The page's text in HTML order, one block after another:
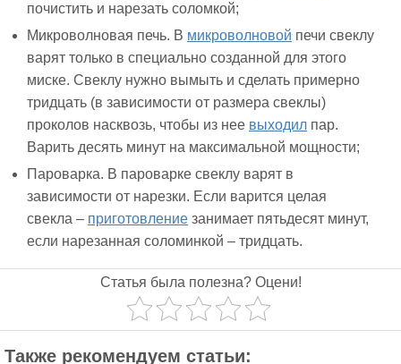
почистить и нарезать соломкой;
Микроволновая печь. В микроволновой печи свеклу
варят только в специально созданной для этого
миске. Свеклу нужно вымыть и сделать примерно
тридцать (в зависимости от размера свеклы)
проколов насквозь, чтобы из нее выходил пар.
Варить десять минут на максимальной мощности;
Пароварка. В пароварке свеклу варят в
зависимости от нарезки. Если варится целая
свекла – приготовление занимает пятьдесят минут,
если нарезанная соломинкой – тридцать.
Статья была полезна? Оцени!
Также рекомендуем статьи: